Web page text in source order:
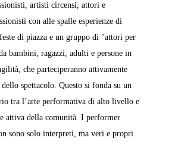
artisti circensi, attori e
con alle spalle esperienze di
di piazza e un gruppo di "attori per
bambini, ragazzi, adulti e persone in
che parteciperanno attivamente
spettacolo. Questo si fonda su un
tra l’arte performativa di alto livello e
attiva della comunità. I performer
sono solo interpreti, ma veri e propri